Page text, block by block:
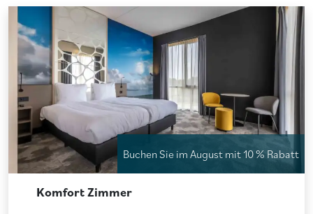
Buchen Sie im August mit 10 % Rabatt
Komfort Zimmer